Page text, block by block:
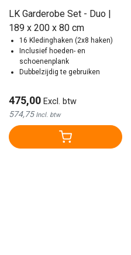
LK Garderobe Set - Duo |
189 x 200 x 80 cm
16 Kledinghaken (2x8 haken)
Inclusief hoeden- en
schoenenplank
Dubbelzijdig te gebruiken
475,00 Excl. btw
574,75Incl. btw